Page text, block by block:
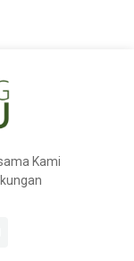
Kami